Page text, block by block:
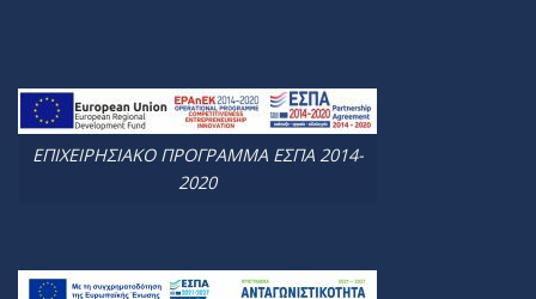
ΕΠΙΧΕΙΡΗΣΙΑΚΟ ΠΡΟΓΡΑΜΜΑ ΕΣΠΑ 2014-
2020